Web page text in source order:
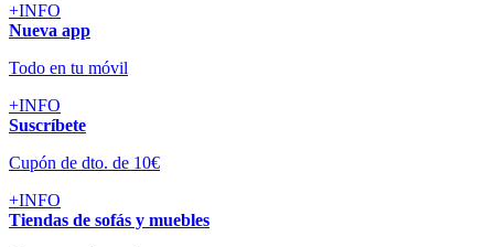
+INFO
Nueva app
Todo en tu móvil
+INFO
Suscríbete
Cupón de dto. de 10€
+INFO
Tiendas de sofás y muebles